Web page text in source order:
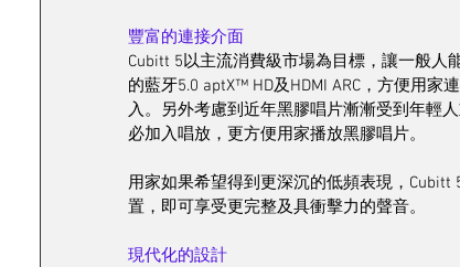
豐富的連接介面
Cubitt 5以主流消費級市場為目標，讓一般
的藍牙5.0 aptX™ HD及HDMI ARC，方便用家
入。另外考慮到近年黑膠唱片漸漸受到年輕
必加入唱放，更方便用家播放黑膠唱片。
用家如果希望得到更深沉的低頻表現，
置，即可享受更完整及具衝擊力的聲音。
現代化的設計